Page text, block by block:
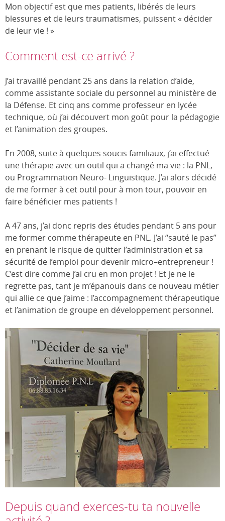
Mon objectif est que mes patients, libérés de leurs
blessures et de leurs traumatismes, puissent « décider
de leur vie ! »
Comment est-ce arrivé ?
J’ai travaillé pendant 25 ans dans la relation d’aide,
comme assistante sociale du personnel au ministère de
la Défense. Et cinq ans comme professeur en lycée
technique, où j’ai découvert mon goût pour la pédagogie
et l’animation des groupes.
En 2008, suite à quelques soucis familiaux, j’ai effectué
une thérapie avec un outil qui a changé ma vie : la PNL,
ou Programmation Neuro- Linguistique. J’ai alors décidé
de me former à cet outil pour à mon tour, pouvoir en
faire bénéficier mes patients !
A 47 ans, j’ai donc repris des études pendant 5 ans pour
me former comme thérapeute en PNL. J’ai “sauté le pas”
en prenant le risque de quitter l’administration et sa
sécurité de l’emploi pour devenir micro–entrepreneur !
C’est dire comme j’ai cru en mon projet ! Et je ne le
regrette pas, tant je m’épanouis dans ce nouveau métier
qui allie ce que j’aime : l’accompagnement thérapeutique
et l’animation de groupe en développement personnel.
Depuis quand exerces-tu ta nouvelle